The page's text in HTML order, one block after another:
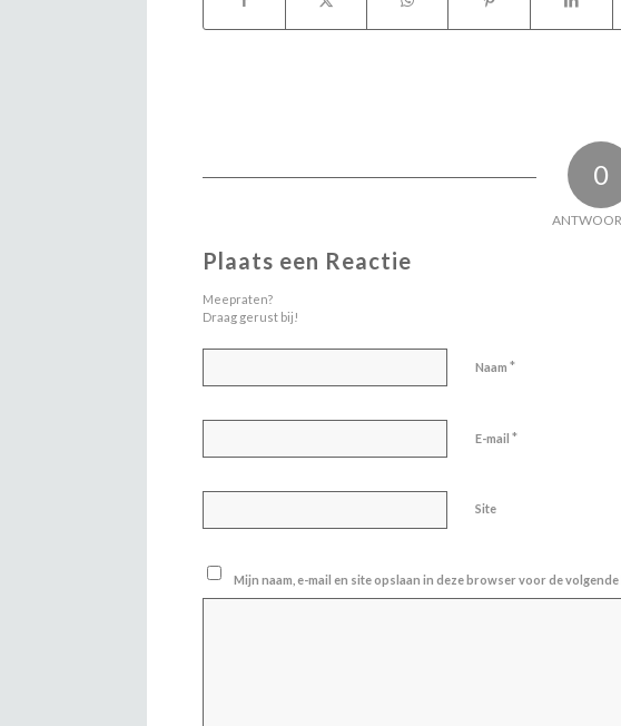
0
Plaats een Reactie
Meepraten?
Draag gerust bij!
Naam *
E-mail *
Site
Mijn naam, e-mail en site opslaan in deze browser voor de